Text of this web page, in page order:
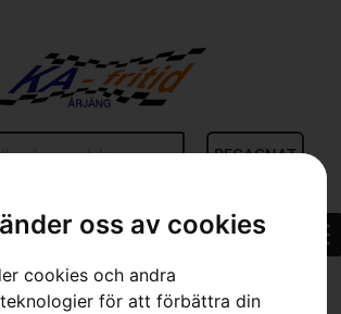
oss av cookies
cookies och andra
för att förbättra din
BEGAGNAT
Husqvarna Active Clean Spray